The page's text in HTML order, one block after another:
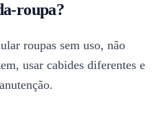
roupa?
roupas sem uso, não
usar cabides diferentes e